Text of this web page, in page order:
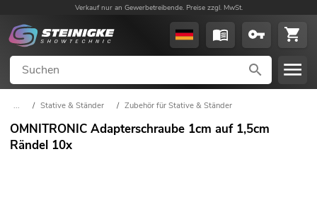
Verkauf nur an Gewerbetreibende. Preise zzgl. MwSt.
... / Stative & Ständer / Zubehör für Stative & Ständer
OMNITRONIC Adapterschraube 1cm auf 1,5cm
Rändel 10x